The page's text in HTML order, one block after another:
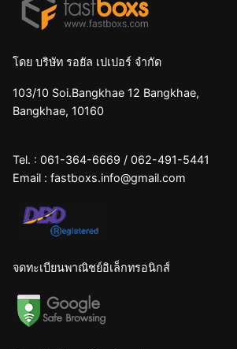
โดย บริษัท รอยัล เปเปอร์ จำกัด
103/10 Soi.Bangkhae 12 Bangkhae,
Bangkhae, 10160
Tel. : 061-364-6669 / 062-491-5441
Email : fastboxs.info@gmail.com
จดทะเบียนพาณิชย์อิเล็กทรอนิกส์